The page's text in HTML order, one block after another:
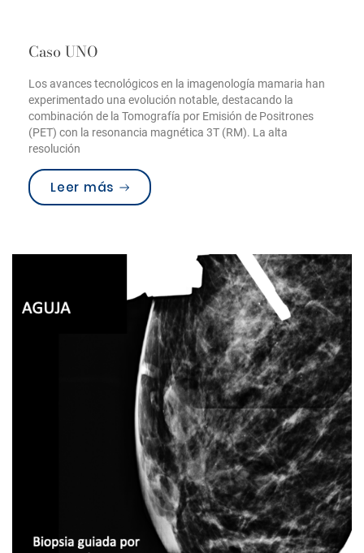
Caso UNO
Los avances tecnológicos en la imagenología mamaria han
experimentado una evolución notable, destacando la
combinación de la Tomografía por Emisión de Positrones
(PET) con la resonancia magnética 3T (RM). La alta
resolución
Leer más “Casos clínicos de la Unidad de